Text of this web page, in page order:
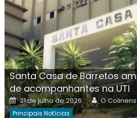
Santa Casa de Barretos
de acompanhantes na UTI
Posted
on
31 de julho de 2026 Author
O
Principais Notícias